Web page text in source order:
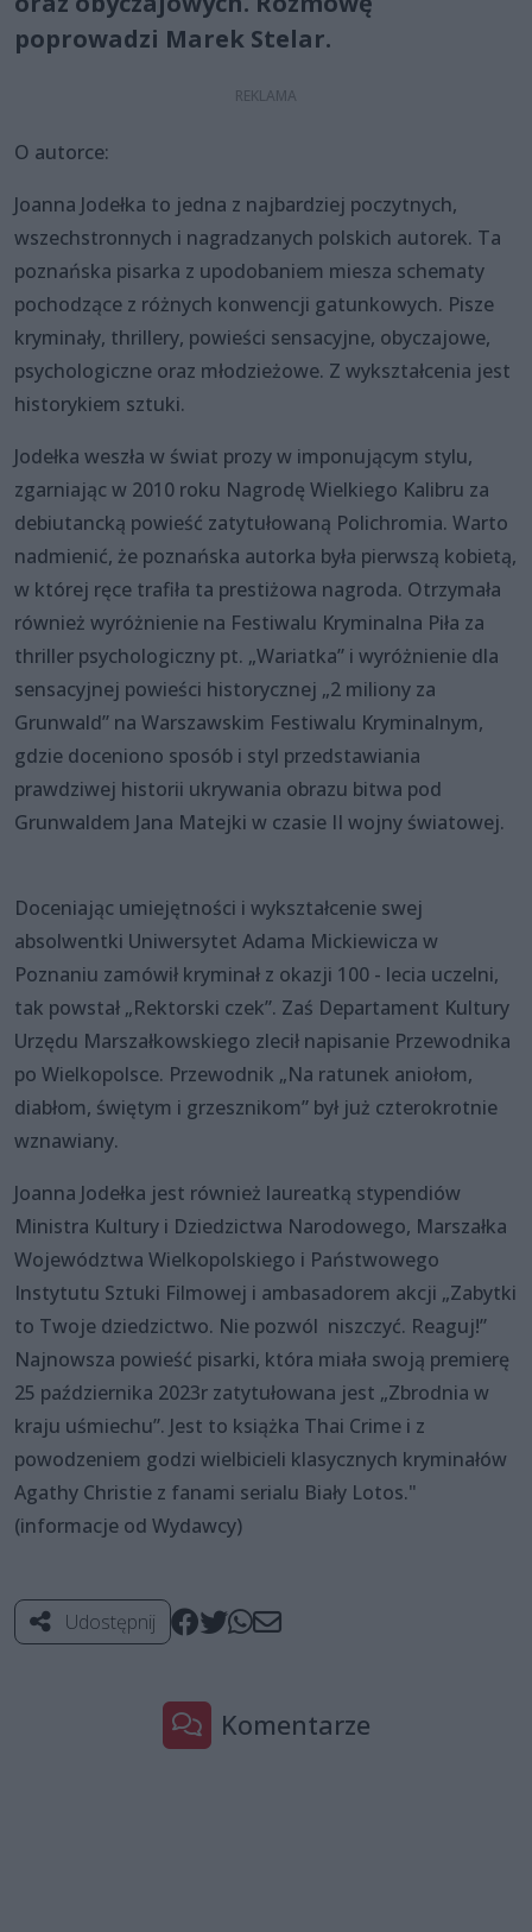
poprowadzi Marek Stelar.
O autorce:
Joanna Jodełka to jedna z najbardziej poczytnych,
wszechstronnych i nagradzanych polskich autorek. Ta
poznańska pisarka z upodobaniem miesza schematy
pochodzące z różnych konwencji gatunkowych. Pisze
kryminały, thrillery, powieści sensacyjne, obyczajowe,
psychologiczne oraz młodzieżowe. Z wykształcenia jest
historykiem sztuki.
Jodełka weszła w świat prozy w imponującym stylu,
zgarniając w 2010 roku Nagrodę Wielkiego Kalibru za
debiutancką powieść zatytułowaną Polichromia. Warto
nadmienić, że poznańska autorka była pierwszą kobietą,
w której ręce trafiła ta prestiżowa nagroda. Otrzymała
również wyróżnienie na Festiwalu Kryminalna Piła za
thriller psychologiczny pt. „Wariatka” i wyróżnienie dla
sensacyjnej powieści historycznej „2 miliony za
Grunwald” na Warszawskim Festiwalu Kryminalnym,
gdzie doceniono sposób i styl przedstawiania
prawdziwej historii ukrywania obrazu bitwa pod
Grunwaldem Jana Matejki w czasie II wojny światowej.
Doceniając umiejętności i wykształcenie swej
absolwentki Uniwersytet Adama Mickiewicza w
Poznaniu zamówił kryminał z okazji 100 - lecia uczelni,
tak powstał „Rektorski czek”. Zaś Departament Kultury
Urzędu Marszałkowskiego zlecił napisanie Przewodnika
po Wielkopolsce. Przewodnik „Na ratunek aniołom,
diabłom, świętym i grzesznikom” był już czterokrotnie
wznawiany.
Joanna Jodełka jest również laureatką stypendiów
Ministra Kultury i Dziedzictwa Narodowego, Marszałka
Województwa Wielkopolskiego i Państwowego
Instytutu Sztuki Filmowej i ambasadorem akcji „Zabytki
to Twoje dziedzictwo. Nie pozwól niszczyć. Reaguj!”
Najnowsza powieść pisarki, która miała swoją premierę
25 października 2023r zatytułowana jest „Zbrodnia w
kraju uśmiechu”. Jest to książka Thai Crime i z
powodzeniem godzi wielbicieli klasycznych kryminałów
Agathy Christie z fanami serialu Biały Lotos."
(informacje od Wydawcy)
Udostępnij
Komentarze